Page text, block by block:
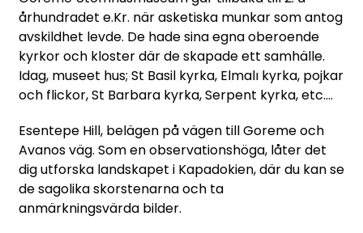
århundradet e.Kr. när asketiska munkar som antog
avskildhet levde. De hade sina egna oberoende
kyrkor och kloster där de skapade ett samhälle.
Idag, museet hus; St Basil kyrka, Elmalı kyrka, pojkar
och flickor, St Barbara kyrka, Serpent kyrka, etc....
Esentepe Hill, belägen på vägen till Goreme och
Avanos väg. Som en observationshöga, låter det
dig utforska landskapet i Kapadokien, där du kan se
de sagolika skorstenarna och ta
anmärkningsvärda bilder.